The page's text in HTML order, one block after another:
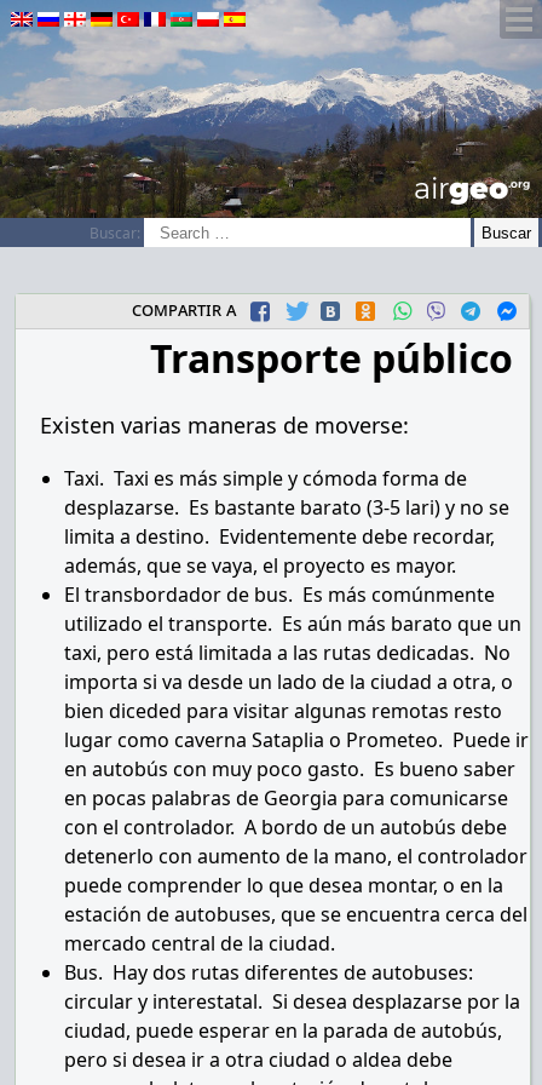
airGEO.oRg
Buscar:
compartir a
Transporte público
Existen varias maneras de moverse:
Taxi. Taxi es más simple y cómoda forma de
desplazarse. Es bastante barato (3-5 lari) y no se
limita a destino. Evidentemente debe recordar,
además, que se vaya, el proyecto es mayor.
El transbordador de bus. Es más comúnmente
utilizado el transporte. Es aún más barato que un
taxi, pero está limitada a las rutas dedicadas. No
importa si va desde un lado de la ciudad a otra, o
bien diceded para visitar algunas remotas resto
lugar como caverna Sataplia o Prometeo. Puede ir
en autobús con muy poco gasto. Es bueno saber
en pocas palabras de Georgia para comunicarse
con el controlador. A bordo de un autobús debe
detenerlo con aumento de la mano, el controlador
puede comprender lo que desea montar, o en la
estación de autobuses, que se encuentra cerca del
mercado central de la ciudad.
Bus. Hay dos rutas diferentes de autobuses:
circular y interestatal. Si desea desplazarse por la
ciudad, puede esperar en la parada de autobús,
pero si desea ir a otra ciudad o aldea debe